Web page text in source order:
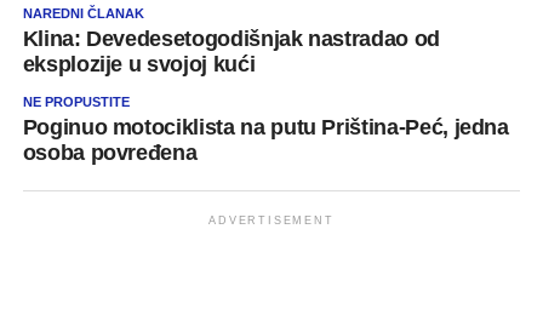
NAREDNI ČLANAK
Klina: Devedesetogodišnjak nastradao od
eksplozije u svojoj kući
NE PROPUSTITE
Poginuo motociklista na putu Priština-Peć, jedna
osoba povređena
ADVERTISEMENT